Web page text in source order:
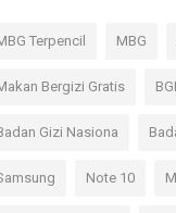
Terpencil MBG
Bergizi Gratis
Gizi Nasiona
Note 10